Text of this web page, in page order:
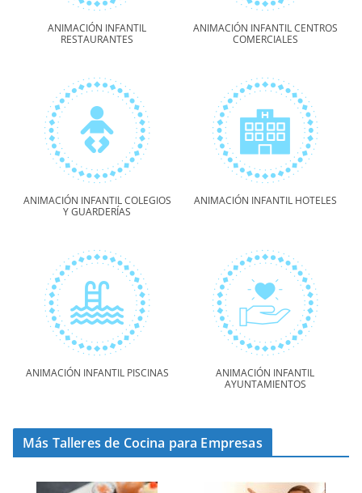
ANIMACIÓN INFANTIL
RESTAURANTES
ANIMACIÓN INFANTIL CENTROS
COMERCIALES
ANIMACIÓN INFANTIL COLEGIOS
Y GUARDERÍAS
ANIMACIÓN INFANTIL HOTELES
ANIMACIÓN INFANTIL PISCINAS
ANIMACIÓN INFANTIL
AYUNTAMIENTOS
Más Talleres de Cocina para Empresas